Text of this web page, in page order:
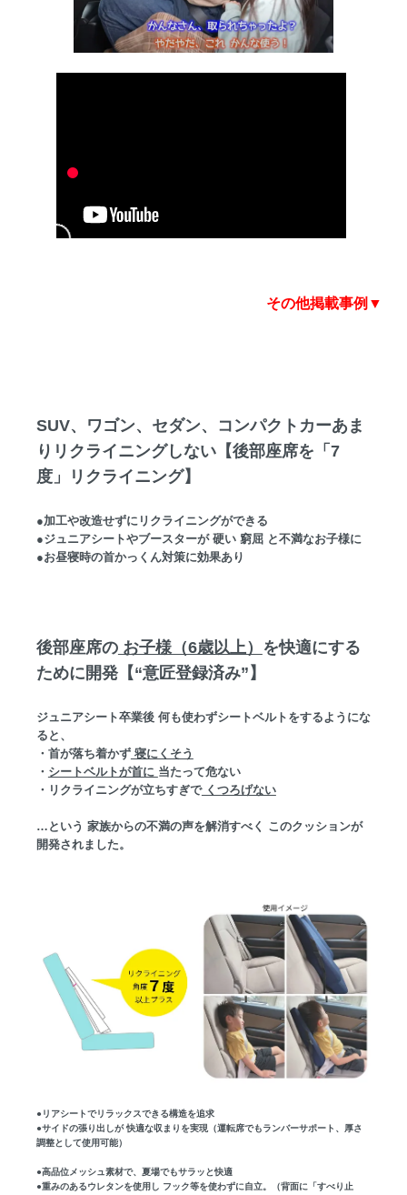
その他掲載事例▼
SUV、ワゴン、セダン、コンパクトカーあま
りリクライニングしない【後部座席を「7
度」リクライニング】
●加工や改造せずにリクライニングができる
●ジュニアシートやブースターが 硬い 窮屈 と不満なお子様に
●お昼寝時の首かっくん対策に効果あり
後部座席のお子様（6歳以上）
を快適にする
ために開発【“意匠登録済み”】
ジュニアシート卒業後 何も使わずシートベルトをするようにな
ると、
・首が落ち着かず寝にくそう
・ シートベルトが首に 当たって危ない
・リクライニングが立ちすぎでくつろげない
…という 家族からの不満の声を解消すべく このクッションが
開発されました。
●リアシートでリラックスできる構造を追求
●サイドの張り出しが 快適な収まりを実現（運転席でもランバーサポート、厚さ
調整として使用可能）
●高品位メッシュ素材で、夏場でもサラッと快適
●重みのあるウレタンを使用し フック等を使わずに自立。（背面に「すべり止